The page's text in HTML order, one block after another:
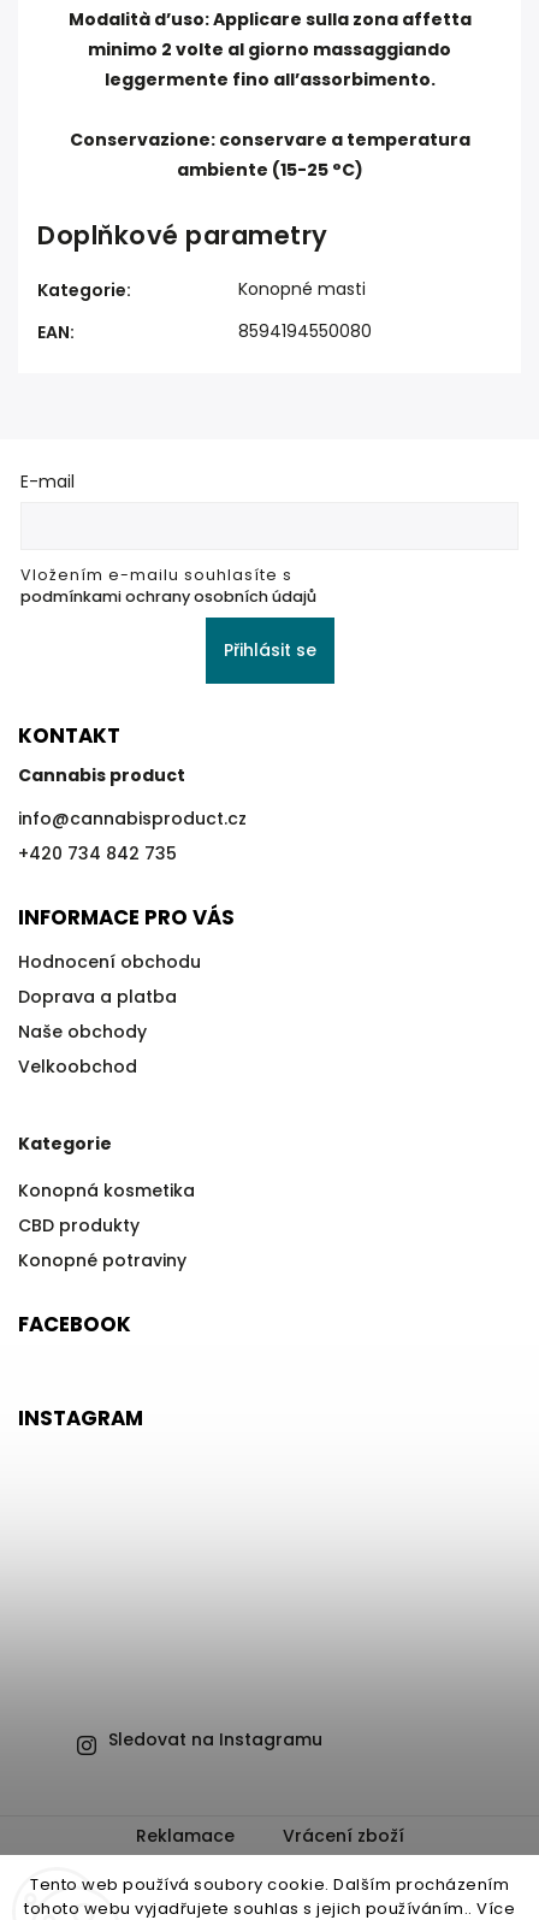
Tento web používá soubory cookie. Dalším procházením
tohoto webu vyjadřujete souhlas s jejich používáním.. Více
Modalità d’uso: Applicare sulla zona affetta
minimo 2 volte al giorno massaggiando
leggermente fino all’assorbimento.
Conservazione: conservare a temperatura
ambiente (15-25 °C)
Doplňkové parametry
Kategorie:
Konopné masti
EAN: 8594194550080
E-mail
Vložením e-mailu souhlasíte s
podmínkami ochrany osobních údajů
Přihlásit se
KONTAKT
Cannabis product
info@cannabisproduct.cz
+420 734 842 735
INFORMACE PRO VÁS
Hodnocení obchodu
Doprava a platba
Naše obchody
Velkoobchod
Kategorie
Konopná kosmetika
CBD produkty
Konopné potraviny
FACEBOOK
INSTAGRAM
Sledovat na Instagramu
Reklamace
Vrácení zboží
Obchodní podmínky
Ochrana osobních údajů